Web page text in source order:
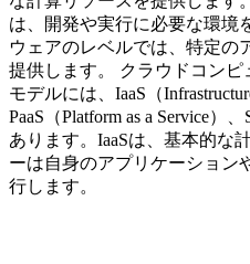
は、開発や実行に必要な環境
ウェアのレベルでは、特定の
提供します。 クラウドコン
モデルには、IaaS（
PaaS（Platform as a Service）
あります。IaaSは、基本的な
ーは自身のアプリケーション
行します。